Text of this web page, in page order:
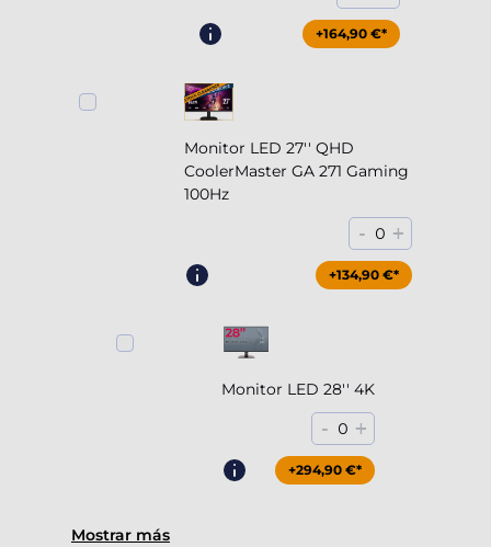
+164,90 €*
Monitor LED 27'' QHD
CoolerMaster GA 271 Gaming
100Hz
- 0 +
+204,90 €*
+134,90 €*
Monitor LED 28'' 4K
- 0 +
+294,90 €*
Mostrar más